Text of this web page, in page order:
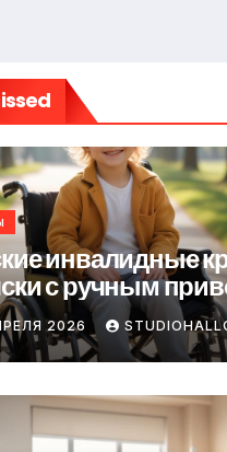
инвалидные
с ручным
2026